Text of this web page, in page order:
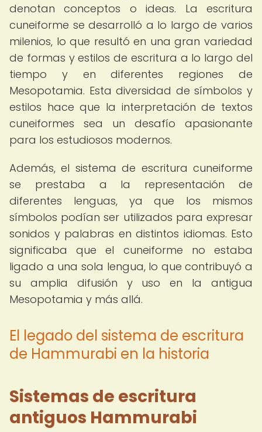
denotan conceptos o ideas. La escritura
cuneiforme se desarrolló a lo largo de varios
milenios, lo que resultó en una gran variedad
de formas y estilos de escritura a lo largo del
tiempo y en diferentes regiones de
Mesopotamia. Esta diversidad de símbolos y
estilos hace que la interpretación de textos
cuneiformes sea un desafío apasionante
para los estudiosos modernos.
Además, el sistema de escritura cuneiforme
se prestaba a la representación de
diferentes lenguas, ya que los mismos
símbolos podían ser utilizados para expresar
sonidos y palabras en distintos idiomas. Esto
significaba que el cuneiforme no estaba
ligado a una sola lengua, lo que contribuyó a
su amplia difusión y uso en la antigua
Mesopotamia y más allá.
El legado del sistema de escritura
de Hammurabi en la historia
Sistemas de escritura
antiguos Hammurabi